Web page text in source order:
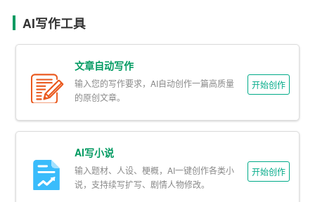
2. 对话生成
节发展的重要手段。智能写作助手可以根据角色设定和情
境，自动生成符合角色性格和语境的对话。创作者可以根
智能写作助手可以根据用户输入的主题、风格等信息，生
成一系列相关的情节构思。创作者可以借鉴这些情节构
AI写作工具
文章自动写作
输入您的写作要求，AI自动创作一篇高质量
的原创文章。
开始创作
AI写小说
输入题材、人设、梗概，AI一键创作各类小
说，支持续写扩写、剧情人物修改。
开始创作